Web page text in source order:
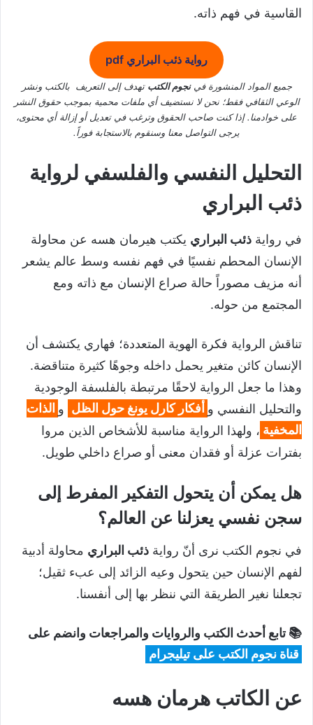
القاسية في فهم ذاته.
رواية ذئب البراري pdf
جميع المواد المنشورة فينجوم الكتب تهدف إلى التعريف بالكتب ونشر
الوعي الثقافي فقط؛ نحن لا نستضيف أي ملفات محمية بموجب حقوق النشر
على خوادمنا. إذا كنت صاحب الحقوق وترغب في تعديل أو إزالة أي محتوى،
يرجى التواصل معنا وسنقوم بالاستجابة فوراً.
التحليل النفسي والفلسفي لرواية
ذئب البراري
في رواية ذئب البراري يكتب هيرمان هسه عن محاولة
الإنسان المحطم نفسيًا في فهم نفسه وسط عالم يشعر
أنه مزيف مصوراً حالة صراع الإنسان مع ذاته ومع
المجتمع من حوله.
تناقش الرواية فكرة الهوية المتعددة؛ فهاري يكتشف أن
الإنسان كائن متغير يحمل داخله وجوهًا كثيرة متناقضة.
وهذا ما جعل الرواية لاحقًا مرتبطة بالفلسفة الوجودية
والتحليل النفسي و أفكار كارل يونغ حول الظل و الذات
المخفية ، ولهذا الرواية مناسبة للأشخاص الذين مروا
بفترات عزلة أو فقدان معنى أو صراع داخلي طويل.
هل يمكن أن يتحول التفكير المفرط إلى
سجن نفسي يعزلنا عن العالم؟
في نجوم الكتب نرى أنّ رواية ذئب البراري محاولة أدبية
لفهم الإنسان حين يتحول وعيه الزائد إلى عبء ثقيل؛
تجعلنا نغير الطريقة التي ننظر بها إلى أنفسنا.
📚 تابع أحدث الكتب والروايات والمراجعات وانضم على
قناة نجوم الكتب على تيليجرام
عن الكاتب هرمان هسه